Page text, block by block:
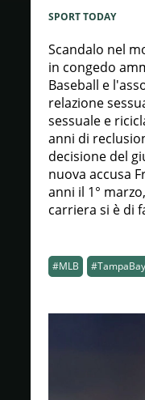
SPORT TODAY
Scandalo nel
in congedo
Baseball e
relazione
sessuale e
anni di
decisione del
nuova accusa
anni il 1°
carriera si è di
#MLB